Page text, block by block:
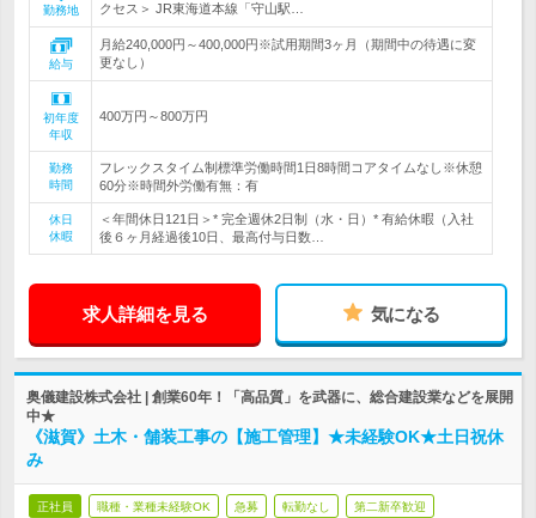
勤務地
クセス＞ JR東海道本線「守山駅…
給与
月給240,000円～400,000円※試用期間3ヶ月（期間中の待遇に変
更なし）
初年度
年収
400万円～800万円
勤務
時間
フレックスタイム制標準労働時間1日8時間コアタイムなし※休憩
60分※時間外労働有無：有
休日
休暇
＜年間休日121日＞* 完全週休2日制（水・日）* 有給休暇（入社
後６ヶ月経過後10日、最高付与日数…
求人詳細を見る 気になる
奥儀建設株式会社 | 創業60年！「高品質」を武器に、総合建設業などを展開
中★
《滋賀》土木・舗装工事の【施工管理】★未経験OK★土日祝休
み
正社員 職種・業種未経験OK 急募 転勤なし 第二新卒歓迎